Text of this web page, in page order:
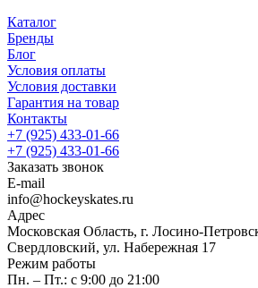
Каталог
Бренды
Блог
Условия оплаты
Условия доставки
Гарантия на товар
Контакты
+7 (925) 433-01-66
+7 (925) 433-01-66
Заказать звонок
E-mail
info@hockeyskates.ru
Адрес
Московская Область, г. Лосино-
Свердловский, ул. Набережная 17
Режим работы
Пн. – Пт.: с 9:00 до 21:00